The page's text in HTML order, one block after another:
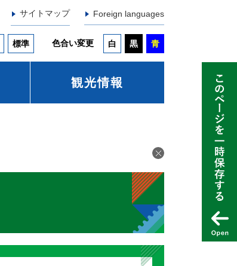
サイトマップ Foreign languages
標準 色合い変更 白 黒 青
観光情報